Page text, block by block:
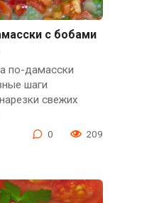
с бобами
по-дамасски
шаги
свежих
0 209